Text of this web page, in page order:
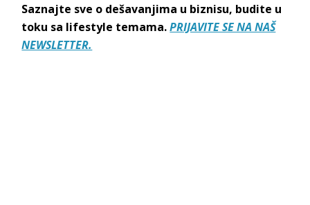
Saznajte sve o dešavanjima u biznisu, budite u
toku sa lifestyle temama.PRIJAVITE SE NA NAŠ
NEWSLETTER.